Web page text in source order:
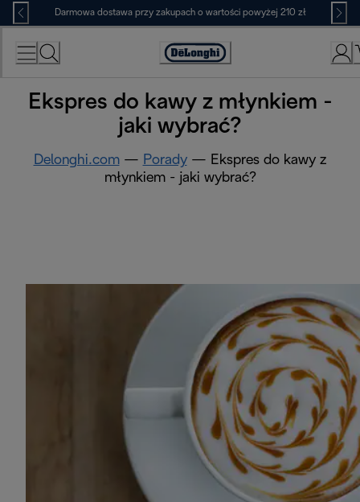
Skip
to
Content
Darmowa dostawa przy zakupach o wartości powyżej 210 zł
Deklaracja
Ekspres do kawy z młynkiem -
jaki wybrać?
Delonghi.com— Porady— Ekspres do kawy z
młynkiem - jaki wybrać?